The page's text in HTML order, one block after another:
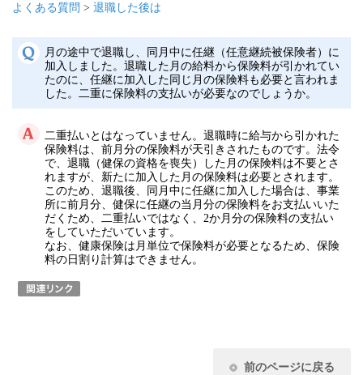
よくある質問 > 退職した後は
月の途中で退職し、同月中に任継（任意継続被保険者）に
加入しました。退職した月の給料から保険料が引かれてい
たのに、任継に加入した同じ月の保険料も必要と言われま
した。二重に保険料の支払いが必要なのでしょうか。
二重払いとはなっていません。退職時に給与から引かれた
保険料は、前月分の保険料が天引きされたものです。法令
で、退職（健保の資格を喪失）した月の保険料は不要とさ
れますが、新たに加入した月の保険料は必要とされます。
このため、退職後、同月中に任継に加入した場合は、事業
所に前月分、健保に任継の当月分の保険料をお支払いいた
だくため、二重払いではなく、2か月分の保険料の支払い
をしていただいています。
なお、健康保険は月単位で保険料が必要となるため、保険
料の日割り計算はできません。
前のページに戻る